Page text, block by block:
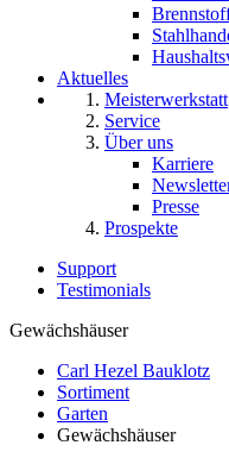
Aktuelles
Meisterwerkstatt
Service
Über uns
Karriere
Presse
Prospekte
Support
Testimonials
Gewächshäuser
Carl Hezel Bauklotz
Sortiment
Garten
Gewächshäuser